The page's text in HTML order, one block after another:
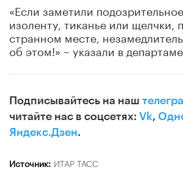
«Если заметили
изоленту, тиканье или щелчки,
странном месте,
об этом!» – указали в
Подписывайтесь на наш
читайте нас в соцсетях: Vk,
Яндекс.Дзен.
Источник: ИТАР ТАСС